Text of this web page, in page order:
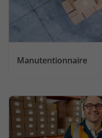
Manutentionnaire